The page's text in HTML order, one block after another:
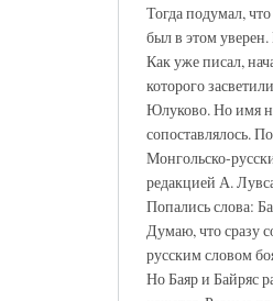
Тогда подумал,
был в этом
Как уже писал,
которого
Юлуково. Но имя
сопоставлялось.
Монгольско-
редакцией А.
Попались слова:
Думаю, что сразу
русским словом
Но Баяр и Байряс